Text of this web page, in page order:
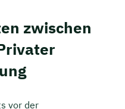
zwischen
vor der